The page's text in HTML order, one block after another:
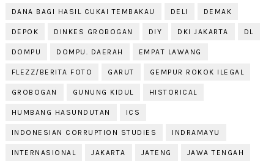
DANA BAGI HASIL CUKAI TEMBAKAU DELI DEMAK
DEPOK DINKES GROBOGAN DIY DKI JAKARTA DL
DOMPU DOMPU. DAERAH EMPAT LAWANG
FLEZZ/BERITA FOTO GARUT GEMPUR ROKOK ILEGAL
GROBOGAN GUNUNG KIDUL HISTORICAL
HUMBANG HASUNDUTAN ICS
INDONESIAN CORRUPTION STUDIES INDRAMAYU
INTERNASIONAL JAKARTA JATENG JAWA TENGAH